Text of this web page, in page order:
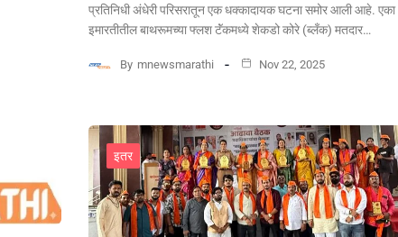
प्रतिनिधी अंधेरी परिसरातून एक धक्कादायक घटना समोर आली आहे. एका
इमारतीतील बाथरूमच्या फ्लश टॅंकमध्ये शेकडो कोरे (ब्लँक) मतदार…
By mnewsmarathi Nov 22, 2025
इतर